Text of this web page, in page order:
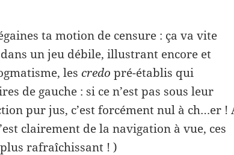
ta motion de censure : ça va vite
un jeu débile, illustrant encore et
lescredo pré-établis qui
de gauche : si ce n’est pas sous leur
pur jus, c’est forcément nul à ch…er !
clairement de la navigation à vue, ces
rafraîchissant ! )